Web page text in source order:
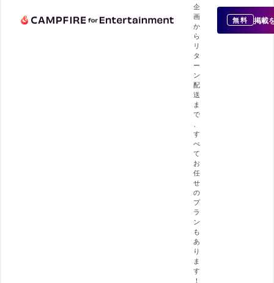
企
画
か
ら
リ
タ
ー
ン
配
送
ま
で
す
べ
て
お
任
せ
の
プ
ラ
ン
も
あ
り
ま
す
！
無料 掲載